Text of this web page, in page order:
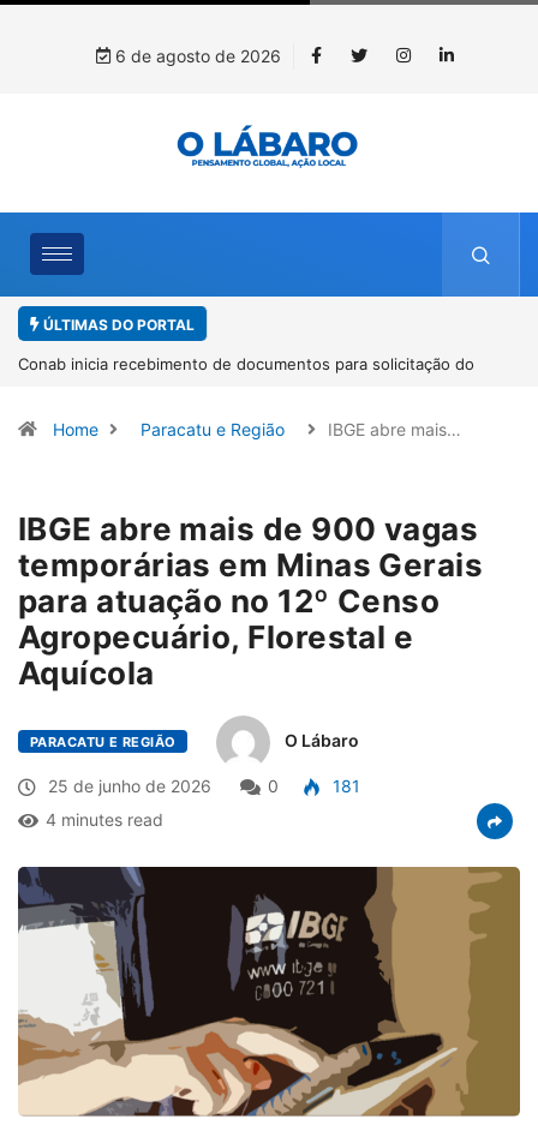
6 de agosto de 2026
ÚLTIMAS DO PORTAL
Workshop internacional debate futuro da piscicultura com
Home Paracatu e Região IBGE abre mais…
IBGE abre mais de 900 vagas
temporárias em Minas Gerais
para atuação no 12º Censo
Agropecuário, Florestal e
Aquícola
PARACATU E REGIÃO O Lábaro
25 de junho de 2026 0
181
4 minutes read